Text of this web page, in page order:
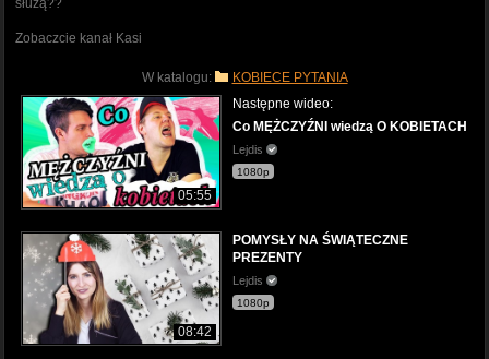
Zobaczcie kanał Kasi
W katalogu: KOBIECE PYTANIA
05:55
Następne wideo:
Co MĘŻCZYŹNI wiedzą O KOBIETACH
Lejdis
1080p
08:42
POMYSŁY NA ŚWIĄTECZNE
PREZENTY
Lejdis
1080p